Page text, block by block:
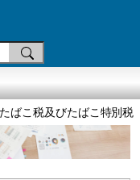
たばこ税及びたばこ特別税